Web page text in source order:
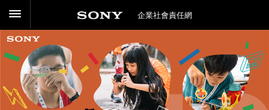
企業社會責任網